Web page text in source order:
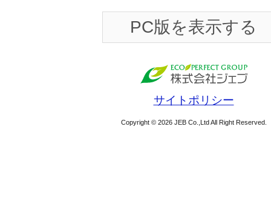
PC版を表示する
サイトポリシー
Copyright © 2026 JEB Co.,Ltd All Right Reserved.